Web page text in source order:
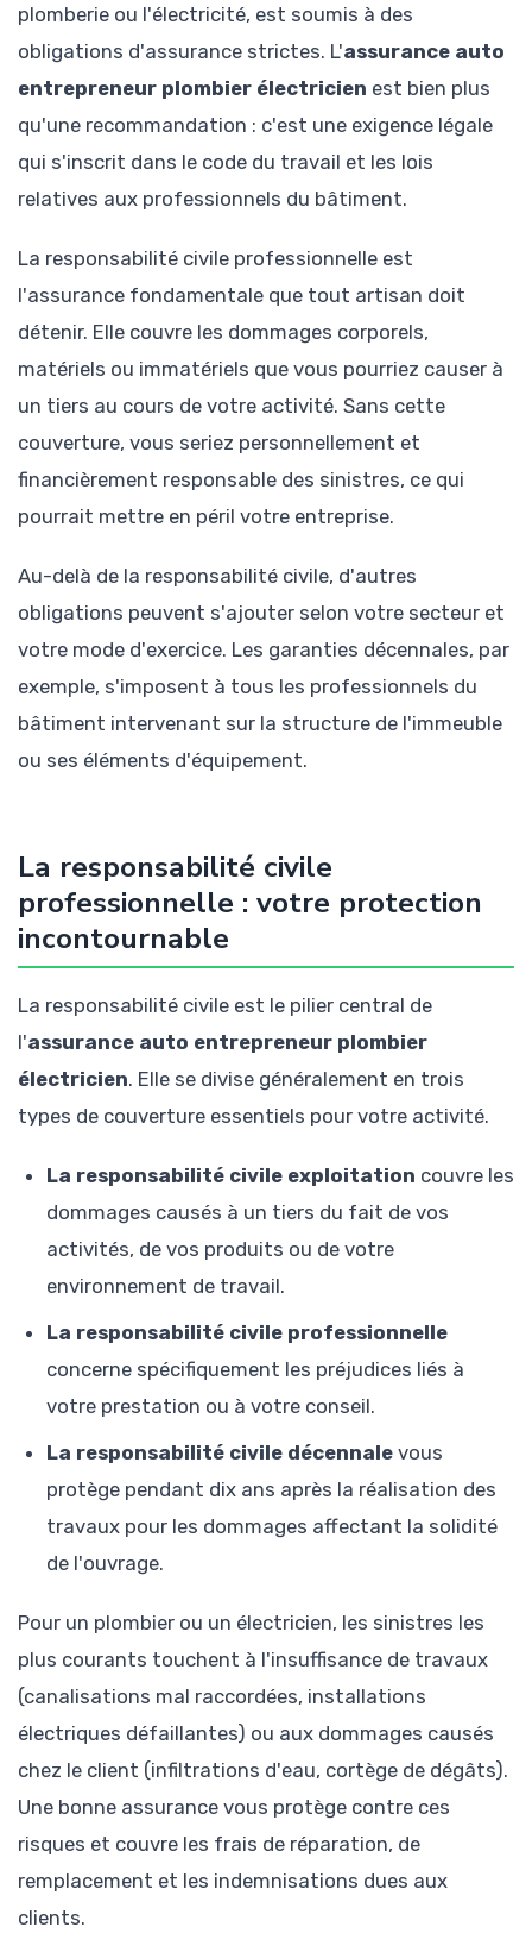
plomberie ou l'électricité, est soumis à des
obligations d'assurance strictes. L'assurance auto
entrepreneur plombier électricien est bien plus
qu'une recommandation : c'est une exigence légale
qui s'inscrit dans le code du travail et les lois
relatives aux professionnels du bâtiment.
La responsabilité civile professionnelle est
l'assurance fondamentale que tout artisan doit
détenir. Elle couvre les dommages corporels,
matériels ou immatériels que vous pourriez causer à
un tiers au cours de votre activité. Sans cette
couverture, vous seriez personnellement et
financièrement responsable des sinistres, ce qui
pourrait mettre en péril votre entreprise.
Au-delà de la responsabilité civile, d'autres
obligations peuvent s'ajouter selon votre secteur et
votre mode d'exercice. Les garanties décennales, par
exemple, s'imposent à tous les professionnels du
bâtiment intervenant sur la structure de l'immeuble
ou ses éléments d'équipement.
La responsabilité civile
professionnelle : votre protection
incontournable
La responsabilité civile est le pilier central de
l'assurance auto entrepreneur plombier
électricien. Elle se divise généralement en trois
types de couverture essentiels pour votre activité.
La responsabilité civile exploitation couvre les
dommages causés à un tiers du fait de vos
activités, de vos produits ou de votre
environnement de travail.
La responsabilité civile professionnelle
concerne spécifiquement les préjudices liés à
votre prestation ou à votre conseil.
La responsabilité civile décennale vous
protège pendant dix ans après la réalisation des
travaux pour les dommages affectant la solidité
de l'ouvrage.
Pour un plombier ou un électricien, les sinistres les
plus courants touchent à l'insuffisance de travaux
(canalisations mal raccordées, installations
électriques défaillantes) ou aux dommages causés
chez le client (infiltrations d'eau, cortège de dégâts).
Une bonne assurance vous protège contre ces
risques et couvre les frais de réparation, de
remplacement et les indemnisations dues aux
clients.